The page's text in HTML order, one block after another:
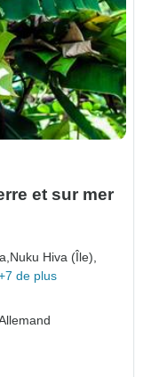
et sur mer
Nuku Hiva (Île),
de plus